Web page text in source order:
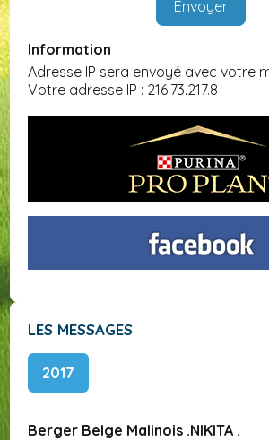
Information
Adresse IP sera envoyé avec votre
Votre adresse IP : 216.73.217.8
LES MESSAGES
2017
Berger Belge Malinois .NIKITA .